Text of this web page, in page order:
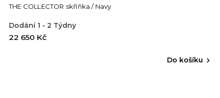
THE COLLECTOR skříňka / Navy
Dodání 1 - 2 Týdny
22 650 Kč
Do košíku